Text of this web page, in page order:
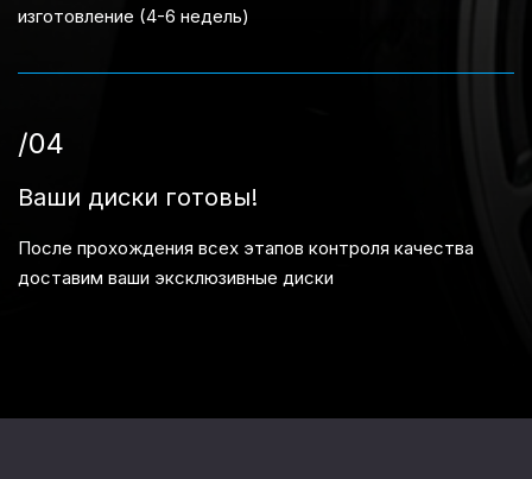
изготовление (4-6 недель)
/04
Ваши диски готовы!
После прохождения всех этапов контроля качества
доставим ваши эксклюзивные диски